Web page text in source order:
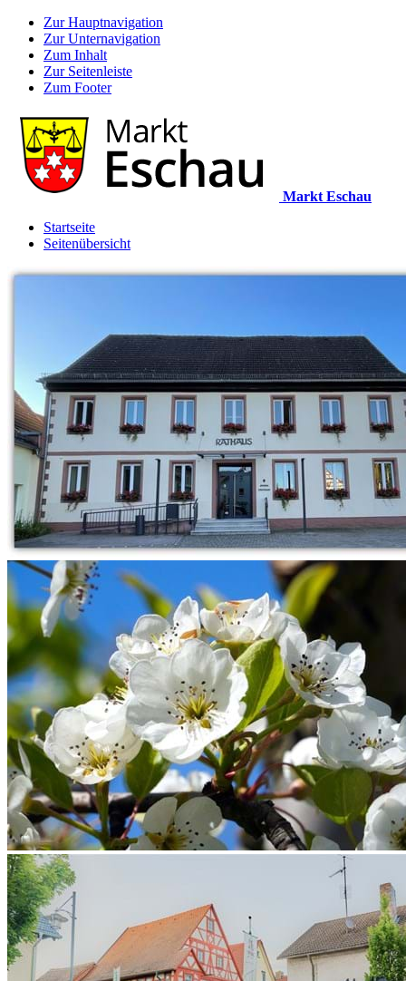
Zur Hauptnavigation
Zur Unternavigation
Zum Inhalt
Zur Seitenleiste
Zum Footer
Markt Eschau
Startseite
Seitenübersicht